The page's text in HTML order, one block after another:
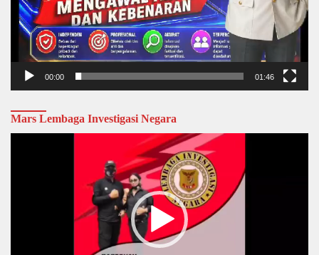
00:00 01:46
Mars Lembaga Investigasi Negara